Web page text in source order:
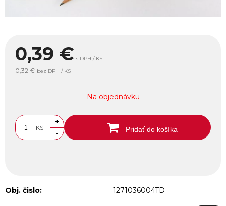
0,39 € s DPH / KS
0,32 € bez DPH / KS
Na objednávku
KS
+
-
Pridať do košíka
Obj. čislo: 1271036004TD